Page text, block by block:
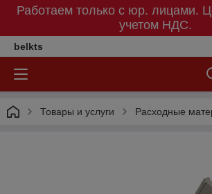
Работаем только с юр. лицами.
учетом НДС.
belkts
Товары и услуги Расходные